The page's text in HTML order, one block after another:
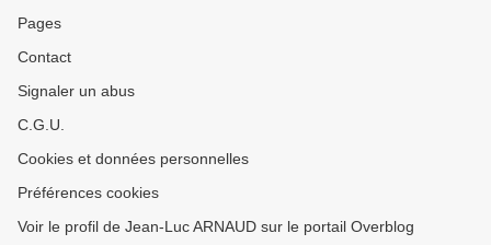
Pages
Contact
Signaler un abus
C.G.U.
Cookies et données personnelles
Préférences cookies
Voir le profil de Jean-Luc ARNAUD sur le portail Overblog